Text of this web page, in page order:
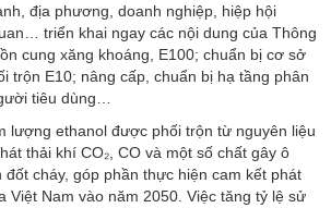
địa phương, doanh nghiệp, hiệp hội
triển khai ngay các nội dung của Thông
cung xăng khoáng, E100; chuẩn bị cơ sở
trộn E10; nâng cấp, chuẩn bị hạ tầng phân
tiêu dùng…
lượng ethanol được phối trộn từ nguyên liệu
thải khí CO₂, CO và một số chất gây ô
cháy, góp phần thực hiện cam kết phát
Việt Nam vào năm 2050. Việc tăng tỷ lệ sử